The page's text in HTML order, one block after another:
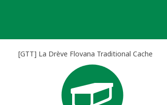
[GTT] La Drève Flovana Traditional Cache